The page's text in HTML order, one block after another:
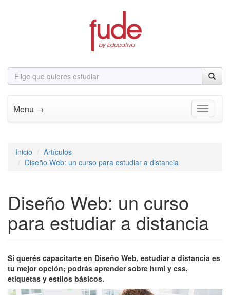
Menu → Toggle
Inicio
Artículos
Diseño Web: un curso para estudiar a distancia
Diseño Web: un curso
para estudiar a distancia
Si querés capacitarte en Diseño Web, estudiar a distancia es
tu mejor opción; podrás aprender sobre html y css,
etiquetas y estilos básicos.